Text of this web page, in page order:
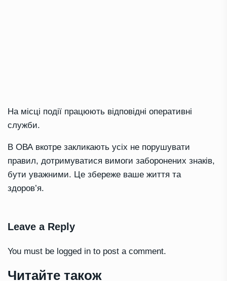
На місці події працюють відповідні оперативні
служби.
В ОВА вкотре закликають усіх не порушувати
правил, дотримуватися вимоги заборонених знаків,
бути уважними. Це збереже ваше життя та
здоров’я.
Leave a Reply
You must be logged in to post a comment.
Читайте також